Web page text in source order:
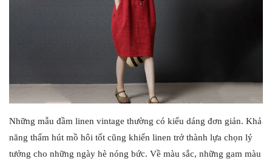
Những mẫu đầm linen vintage thường có kiểu dáng đơn giản. Khả
năng thấm hút mồ hôi tốt cũng khiến linen trở thành lựa chọn lý
tưởng cho những ngày hè nóng bức. Về màu sắc, những gam màu